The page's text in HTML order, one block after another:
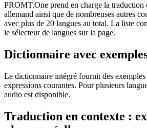
PROMT.One prend en charge la
allemand ainsi que de nombreuses autres
avec plus de 20 langues au total. La liste
le sélecteur de langues sur la page.
Dictionnaire avec
Le dictionnaire intégré fournit des exemples
expressions courantes. Pour plusieurs
audio est disponible.
Traduction en contexte :